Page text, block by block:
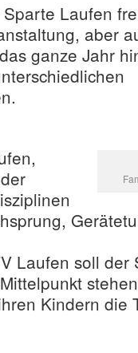
Laufen
aber
ganze Jahr
Laufen soll
Kindern die